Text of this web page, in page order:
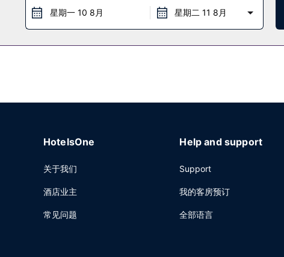
24 小时商务中心和干洗/洗衣服务。按要求提供的从酒店到机场的班车是免
星期一 10 8月 星期二 11 8月
HotelsOne
关于我们
酒店业主
常见问题
Help and support
Support
我的客房预订
全部语言